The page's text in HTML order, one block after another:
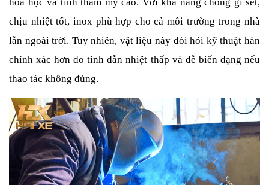
chịu nhiệt tốt, inox phù hợp cho cả môi trường trong nhà
lẫn ngoài trời. Tuy nhiên, vật liệu này đòi hỏi kỹ thuật hàn
chính xác hơn do tính dẫn nhiệt thấp và dễ biến dạng nếu
thao tác không đúng.